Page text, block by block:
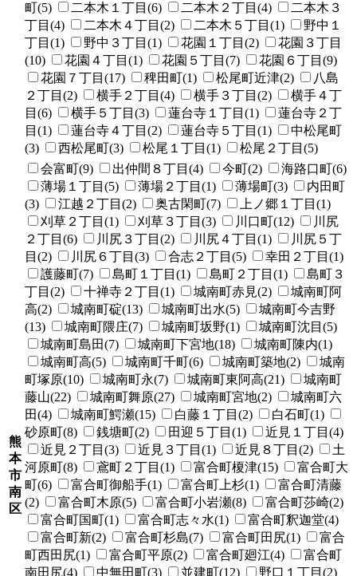
町(5)
二本木１丁目(6) 二本木２丁目(4)
二本木３
丁目(4)
二本木４丁目(2) 二本木５丁目(1)
野中１
丁目(1)
野中３丁目(1) 花園１丁目(2)
花園３丁目
(10)
花園４丁目(1) 花園５丁目(7)
花園６丁目(9)
花園７丁目(17)
稗田町(1) 松尾町近津(2)
八島
２丁目(2)
横手２丁目(4) 横手３丁目(2)
横手４丁
目(6)
横手５丁目(3) 蓮台寺１丁目(1)
蓮台寺２丁
目(1)
蓮台寺４丁目(2) 蓮台寺５丁目(1)
中松尾町
(3)
西松尾町(3) 松尾１丁目(1) 松尾２丁目(5)
熊
本
市
南
区
会富町(9) 出仲間８丁目(4) 今町(2)
海路口町(6)
薄場１丁目(5)
薄場２丁目(1) 薄場町(3)
内田町
(3)
江越２丁目(2) 奥古閑町(7)
上ノ郷１丁目(1)
刈草２丁目(1)
刈草３丁目(3) 川口町(12)
川尻
２丁目(6)
川尻３丁目(2) 川尻４丁目(1)
川尻５丁
目(2)
川尻６丁目(3) 合志２丁目(5)
幸田２丁目(1)
護藤町(7)
島町１丁目(1) 島町２丁目(1)
島町３
丁目(2)
十禅寺２丁目(1) 城南町赤見(2)
城南町阿
高(2)
城南町碇(13) 城南町出水(5)
城南町今吉野
(13)
城南町隈庄(7) 城南町坂野(1)
城南町沈目(5)
城南町島田(7)
城南町下宮地(18)
城南町陳内(1)
城南町高(5)
城南町千町(6) 城南町築地(2)
城南
町塚原(10)
城南町永(7) 城南町東阿高(21)
城南町
藤山(22)
城南町舞原(27) 城南町宮地(2)
城南町六
田(4)
城南町鰐瀬(15) 白藤１丁目(2)
白石町(1)
砂原町(8)
銭塘町(2) 田迎５丁目(1)
近見１丁目(4)
近見２丁目(3)
近見３丁目(1) 近見８丁目(2)
土
河原町(8)
鳶町２丁目(1) 富合町榎津(15)
富合町大
町(6)
富合町御船手(1) 富合町上杉(1)
富合町清藤
(2)
富合町木原(5) 富合町小岩瀬(8)
富合町莎崎(2)
富合町国町(1)
富合町志々水(1)
富合町釈迦堂(4)
富合町新(2)
富合町杉島(7) 富合町田尻(1)
富合
町西田尻(1)
富合町平原(2) 富合町廻江(4)
富合町
南田尻(4)
中無田町(3) 並建町(12) 野口１丁目(2)